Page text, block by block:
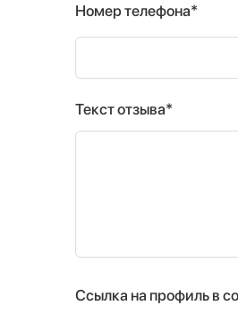
Номер телефона*
Текст отзыва*
Ссылка на профиль в